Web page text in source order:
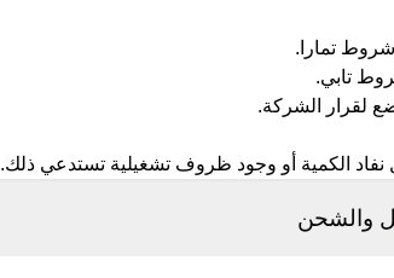
تمارا.
تابي.
لقرار الشركة.
نفاد الكمية أو وجود ظروف تشغيلية تستدعي ذلك.
والشحن